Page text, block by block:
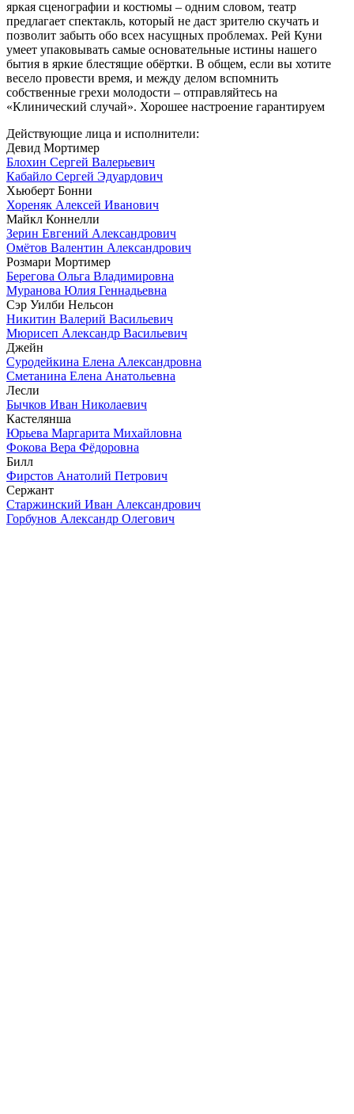
яркая сценографии и костюмы – одним словом, театр
предлагает спектакль, который не даст зрителю скучать и
позволит забыть обо всех насущных проблемах. Рей Куни
умеет упаковывать самые основательные истины нашего
бытия в яркие блестящие обёртки. В общем, если вы хотите
весело провести время, и между делом вспомнить
собственные грехи молодости – отправляйтесь на
«Клинический случай». Хорошее настроение гарантируем
Действующие лица и исполнители:
Девид Мортимер
Блохин Сергей Валерьевич
Кабайло Сергей Эдуардович
Хьюберт Бонни
Хореняк Алексей Иванович
Майкл Коннелли
Зерин Евгений Александрович
Омётов Валентин Александрович
Розмари Мортимер
Берегова Ольга Владимировна
Муранова Юлия Геннадьевна
Сэр Уилби Нельсон
Никитин Валерий Васильевич
Мюрисеп Александр Васильевич
Джейн
Суродейкина Елена Александровна
Сметанина Елена Анатольевна
Лесли
Бычков Иван Николаевич
Кастелянша
Юрьева Маргарита Михайловна
Фокова Вера Фёдоровна
Билл
Фирстов Анатолий Петрович
Сержант
Старжинский Иван Александрович
Горбунов Александр Олегович